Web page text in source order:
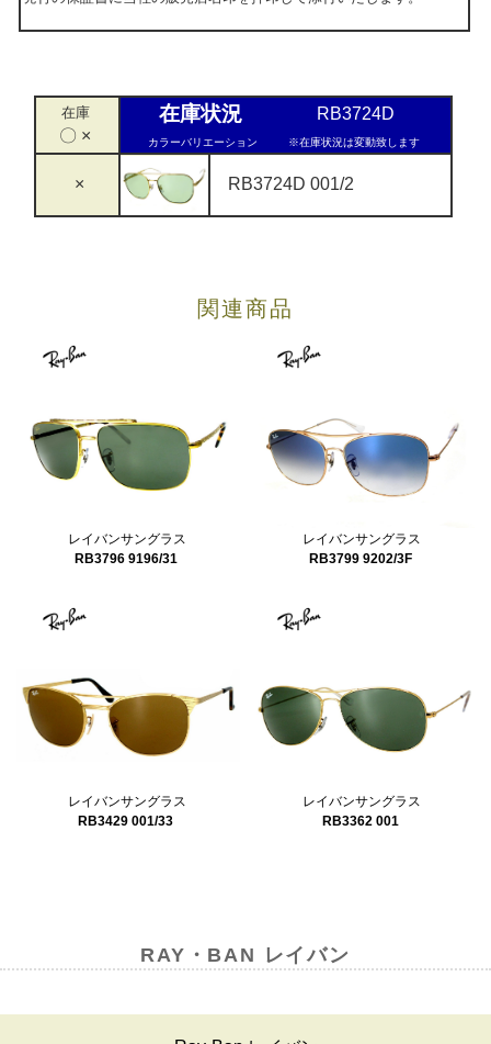
在庫
〇 ×
在庫状況 RB3724D
カラーバリエーション ※在庫状況は変動致します
× RB3724D 001/2
関連商品
レイバンサングラス
RB3796 9196/31
レイバンサングラス
RB3799 9202/3F
レイバンサングラス
RB3429 001/33
レイバンサングラス
RB3362 001
RAY・BAN レイバン